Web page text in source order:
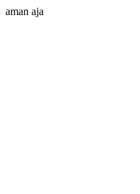
aman aja